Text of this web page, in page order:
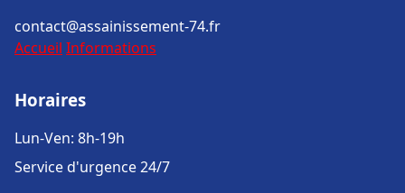
contact@assainissement-74.fr
Accueil Informations
Horaires
Lun-Ven: 8h-19h
Service d'urgence 24/7